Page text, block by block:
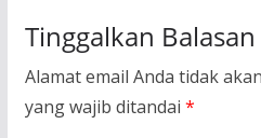
Tinggalkan Balasan
Alamat email Anda tidak
yang wajib ditandai *